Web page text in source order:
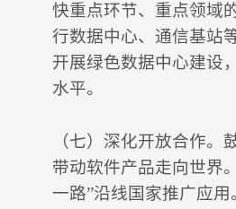
快重点环节、重点领域
行数据中心、通信基站
开展绿色数据中心建设
水平。
（七）深化开放合作
带动软件产品走向世界
一路”沿线国家推广应